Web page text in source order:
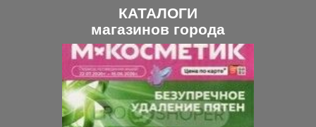
КАТАЛОГИ
магазинов города